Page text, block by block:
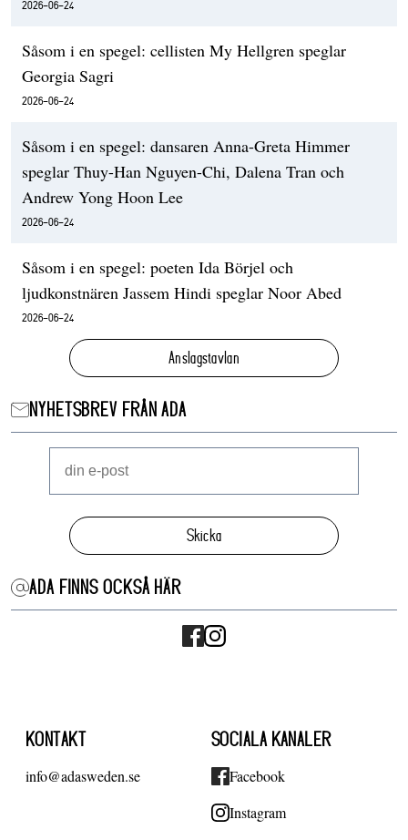
2026-06-24
Såsom i en spegel: cellisten My Hellgren speglar
Georgia Sagri
2026-06-24
Såsom i en spegel: dansaren Anna-Greta Himmer
speglar Thuy-Han Nguyen-Chi, Dalena Tran och
Andrew Yong Hoon Lee
2026-06-24
Såsom i en spegel: poeten Ida Börjel och
ljudkonstnären Jassem Hindi speglar Noor Abed
2026-06-24
Anslagstavlan
NYHETSBREV FRÅN ADA
Skicka
ADA FINNS OCKSÅ HÄR
KONTAKT
info@adasweden.se
SOCIALA KANALER
Facebook
Instagram